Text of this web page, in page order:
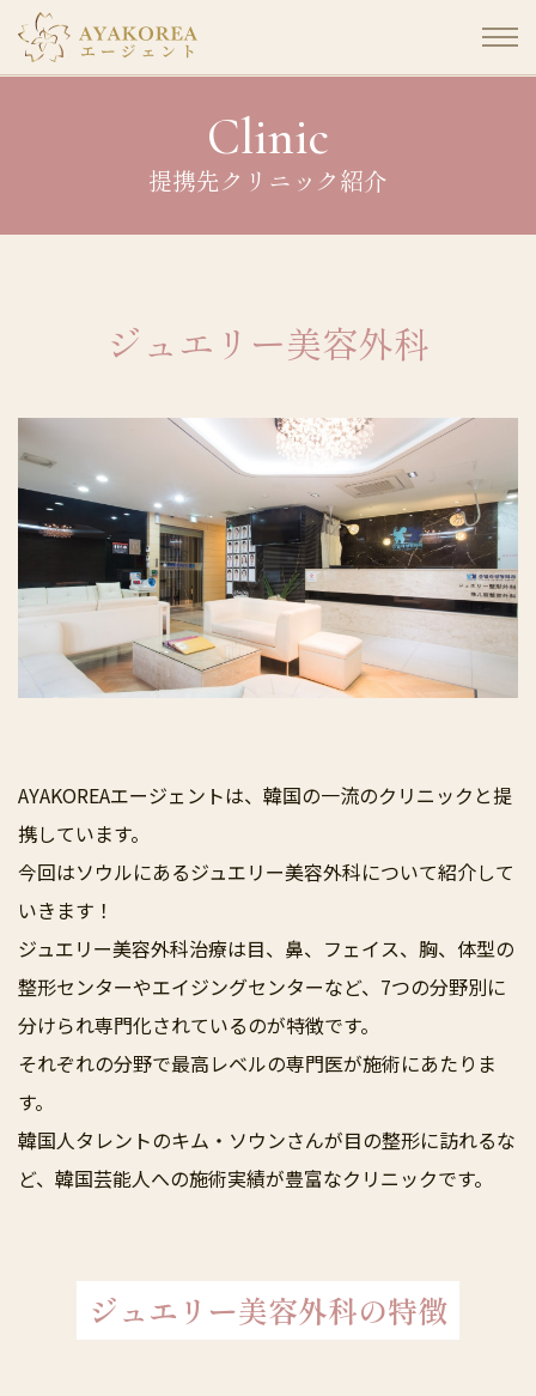
に
Clinic
提携先クリニック紹介
ジュエリー美容外科
AYAKOREAエージェントは、韓国の一流のクリニックと提
携しています。
今回はソウルにあるジュエリー美容外科について紹介して
いきます！
ジュエリー美容外科治療は目、鼻、フェイス、胸、体型の
整形センターやエイジングセンターなど、7つの分野別に
分けられ専門化されているのが特徴です。
それぞれの分野で最高レベルの専門医が施術にあたりま
す。
韓国人タレントのキム・ソウンさんが目の整形に訪れるな
ど、韓国芸能人への施術実績が豊富なクリニックです。
ジュエリー美容外科の特徴